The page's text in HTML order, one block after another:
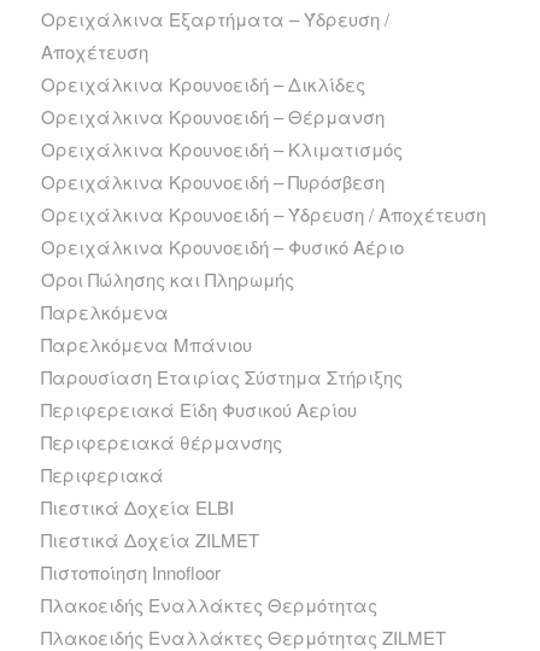
Ορειχάλκινα Εξαρτήματα – Ύδρευση /
Αποχέτευση
Ορειχάλκινα Κρουνοειδή – Δικλίδες
Ορειχάλκινα Κρουνοειδή – Θέρμανση
Ορειχάλκινα Κρουνοειδή – Κλιματισμός
Ορειχάλκινα Κρουνοειδή – Πυρόσβεση
Ορειχάλκινα Κρουνοειδή – Ύδρευση / Αποχέτευση
Ορειχάλκινα Κρουνοειδή – Φυσικό Αέριο
Όροι Πώλησης και Πληρωμής
Παρελκόμενα
Παρελκόμενα Μπάνιου
Παρουσίαση Εταιρίας Σύστημα Στήριξης
Περιφερειακά Είδη Φυσικού Αερίου
Περιφερειακά θέρμανσης
Περιφεριακά
Πιεστικά Δοχεία ELBI
Πιεστικά Δοχεία ZILMET
Πιστοποίηση Innofloor
Πλακοειδής Εναλλάκτες Θερμότητας
Πλακοειδής Εναλλάκτες Θερμότητας ZILMET